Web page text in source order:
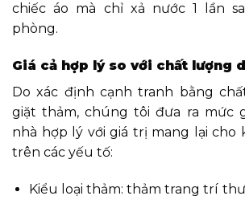
chiếc áo mà chỉ xả nước 1 lần
phòng.
Giá cả hợp lý so với chất lượng
Do xác định cạnh tranh bằng
giặt thảm, chúng tôi đưa ra mức
nhà hợp lý với giá trị mang lại cho
trên các yếu tố:
Kiểu loại thảm: thảm trang trí